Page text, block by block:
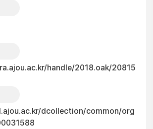
handle/2018.oak/20815
dcollection/common/org